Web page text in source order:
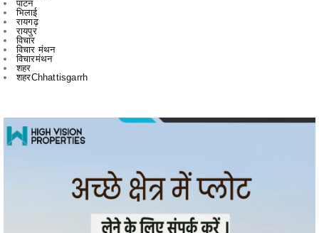
पाटन
भिलाई
रायगढ़
रायपुर
विचार
विचार मंथन
विचारमंथन
शहर
शहरChhattisgarrh